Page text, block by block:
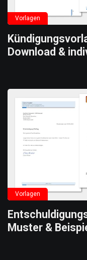
Vorlagen
Download &
Vorlagen
Muster &